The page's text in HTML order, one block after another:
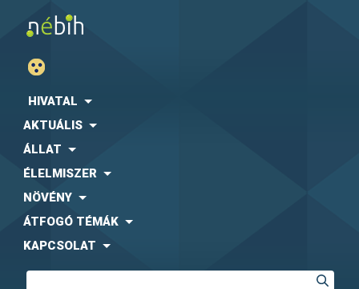
HIVATAL
AKTUÁLIS
ÁLLAT
ÉLELMISZER
NÖVÉNY
ÁTFOGÓ TÉMÁK
KAPCSOLAT